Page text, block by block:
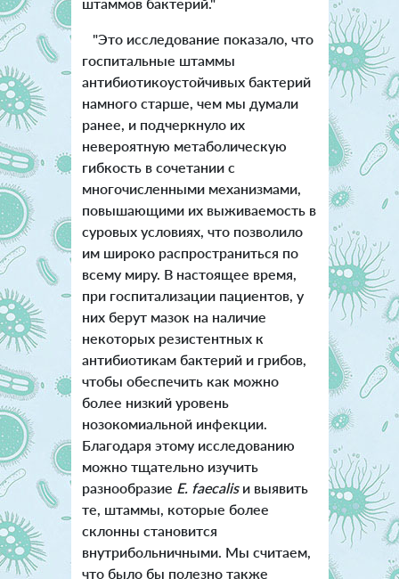
"Это исследование показало, что
госпитальные штаммы
антибиотикоустойчивых бактерий
намного старше, чем мы думали
ранее, и подчеркнуло их
невероятную метаболическую
гибкость в сочетании с
многочисленными механизмами,
повышающими их выживаемость в
суровых условиях, что позволило
им широко распространиться по
всему миру. В настоящее время,
при госпитализации пациентов, у
них берут мазок на наличие
некоторых резистентных к
антибиотикам бактерий и грибов,
чтобы обеспечить как можно
более низкий уровень
нозокомиальной инфекции.
Благодаря этому исследованию
можно тщательно изучить
разнообразие E. faecalisи выявить
те, штаммы, которые более
склонны становится
внутрибольничными. Мы считаем,
что было бы полезно также